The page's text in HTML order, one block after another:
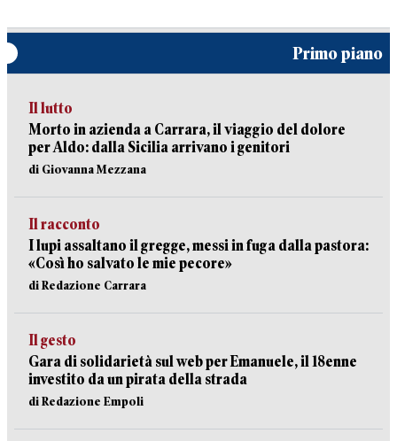
Primo piano
Il lutto
Morto in azienda a Carrara, il viaggio del dolore
per Aldo: dalla Sicilia arrivano i genitori
di Giovanna Mezzana
Il racconto
I lupi assaltano il gregge, messi in fuga dalla pastora:
«Così ho salvato le mie pecore»
di Redazione Carrara
Il gesto
Gara di solidarietà sul web per Emanuele, il 18enne
investito da un pirata della strada
di Redazione Empoli